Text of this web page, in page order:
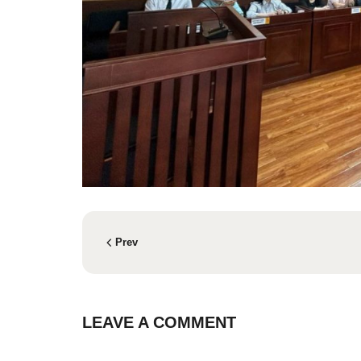
Prev
LEAVE A COMMENT